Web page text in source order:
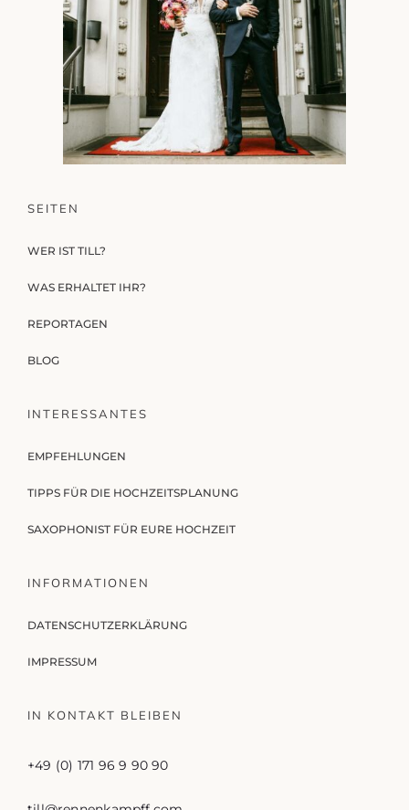
SEITEN
WER IST TILL?
WAS ERHALTET IHR?
REPORTAGEN
BLOG
INTERESSANTES
EMPFEHLUNGEN
TIPPS FÜR DIE HOCHZEITSPLANUNG
SAXOPHONIST FÜR EURE HOCHZEIT
INFORMATIONEN
DATENSCHUTZERKLÄRUNG
IMPRESSUM
IN KONTAKT BLEIBEN
+49 (0) 171 96 9 90 90